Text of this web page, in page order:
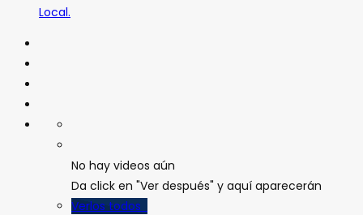
Local.
No hay videos aún
Da click en "Ver después" y aquí aparecerán
Verlos todos